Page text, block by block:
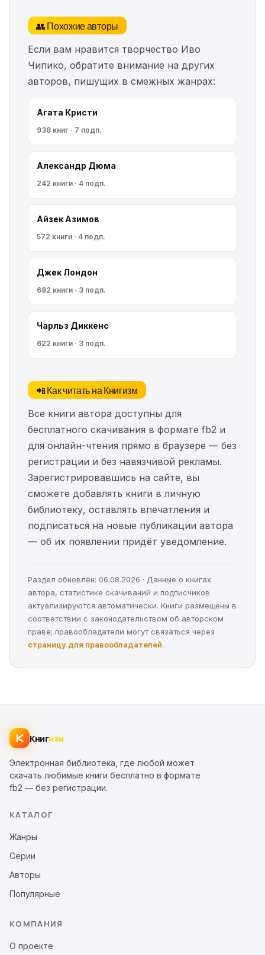
👥 Похожие авторы
Если вам нравится творчество Иво
Чипико, обратите внимание на других
авторов, пишущих в смежных жанрах:
Агата Кристи
938 книг · 7 подп.
Александр Дюма
242 книги · 4 подп.
Айзек Азимов
572 книги · 4 подп.
Джек Лондон
682 книги · 3 подп.
Чарльз Диккенс
622 книги · 3 подп.
📲 Как читать на Книгизм
Все книги автора доступны для
бесплатного скачивания в формате fb2 и
для онлайн-чтения прямо в браузере — без
регистрации и без навязчивой рекламы.
Зарегистрировавшись на сайте, вы
сможете добавлять книги в личную
библиотеку, оставлять впечатления и
подписаться на новые публикации автора
— об их появлении придёт уведомление.
Раздел обновлён: 06.08.2026 · Данные о книгах
автора, статистике скачиваний и подписчиков
актуализируются автоматически. Книги размещены в
соответствии с законодательством об авторском
праве; правообладатели могут связаться через
страницу для правообладателей.
Книгизм
Электронная библиотека, где любой может
скачать любимые книги бесплатно в формате
fb2 — без регистрации.
КАТАЛОГ
Жанры
Серии
Авторы
Популярные
КОМПАНИЯ
О проекте